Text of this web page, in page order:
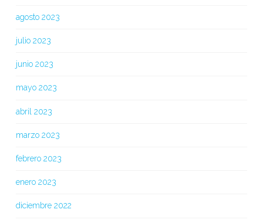
agosto 2023
julio 2023
junio 2023
mayo 2023
abril 2023
marzo 2023
febrero 2023
enero 2023
diciembre 2022